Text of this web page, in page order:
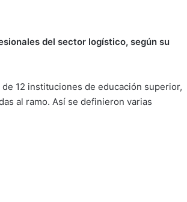
del sector logístico, según su
12 instituciones de educación superior,
al ramo. Así se definieron varias